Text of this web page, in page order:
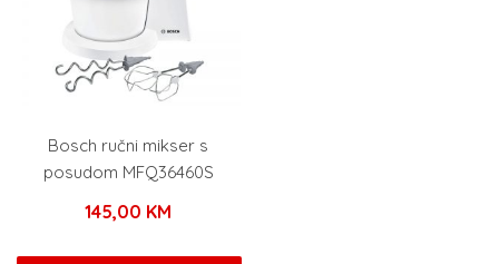
Bosch ručni mikser s
posudom MFQ36460S
145,00 KM